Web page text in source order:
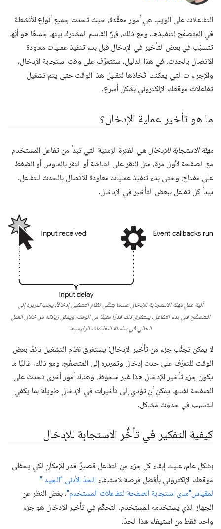
التفاعلات على الويب هي أمور معقّدة، حيث تحدث جميع أنواع الأنشطة
في المتصفّح لتنفيذها. ومع ذلك، فإنّ القاسم المشترك بينها جميعًا هو أنّها
تتسبّب في بعض التأخير في الإدخال قبل بدء تنفيذ عمليات معاودة
الاتصال بالحدث. في هذا الدليل، ستتعرّف على وقت استجابة الإدخال،
والإجراءات التي يمكنك اتّخاذها لتقليل هذا الوقت حتى يتم تشغيل
تفاعلات موقعك الإلكتروني بشكل أسرع.
ما هو تأخير عملية الإدخال؟
مهلة الاستجابة للإدخال هي الفترة الزمنية التي تبدأ من تفاعل المستخدم
مع الصفحة لأول مرة، مثل النقر على الشاشة أو النقر بالماوس أو الضغط
على مفتاح، وحتى بدء تنفيذ عمليات معاودة الاتصال بالحدث للتفاعل.
يبدأ كل تفاعل ببعض التأخير في الإدخال.
آلية عمل مهلة الاستجابة للإدخال عندما يتلقّى نظام التشغيل إدخالاً، يجب تمريره إلى
المتصفّح قبل بدء التفاعل. يستغرق ذلك قدرًا معيّنًا من الوقت، ويمكن زيادته من خلال العمل
الحالي في سلسلة التعليمات الرئيسية.
لا يمكن تجنُّب جزء من تأخير الإدخال: يستغرق نظام التشغيل دائمًا بعض
الوقت للتعرّف على حدث إدخال وتمريره إلى المتصفّح. ومع ذلك، غالبًا ما
يكون جزء تأخير الإدخال هذا غير ملحوظ، وهناك أمور أخرى تحدث على
الصفحة نفسها يمكن أن تؤدي إلى تأخيرات في الإدخال طويلة بما يكفي
للتسبب في حدوث مشاكل.
كيفية التفكير في تأخُّر الاستجابة للإدخال
بشكل عام، عليك إبقاء كل جزء من التفاعل قصيرًا قدر الإمكان لكي يحظى
موقعك الإلكتروني بأفضل فرصة لاستيفاء الحدّ الأدنى "الجيد "
لمقياس"مدى استجابة الصفحة لتفاعلات المستخدم"، بغض النظر عن
الجهاز الذي يستخدمه المستخدم. التحكّم في تأخير الإدخال هو جزء
واحد فقط من استيفاء هذا الحدّ.